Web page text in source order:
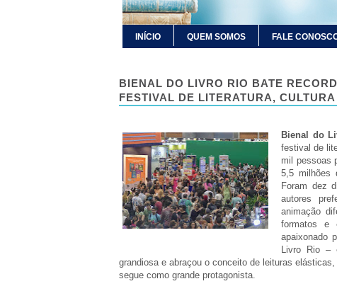
INÍCIO QUEM SOMOS FALE
BIENAL DO LIVRO RIO BATE
FESTIVAL DE LITERATURA,
Bienal do
festival de
mil pessoas
5,5 milhões
Foram dez
autores
animação
formatos e
apaixonado
Livro Rio –
grandiosa e abraçou o conceito de leituras
segue como grande protagonista.